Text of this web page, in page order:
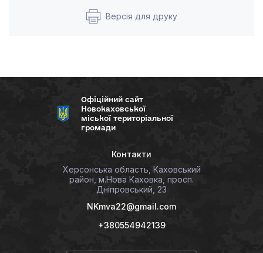
Версія для друку
Офіційний сайт
Новокаховської
міської територіальної
громади
Контакти
Херсонська область, Каховський
район, м.Нова Каховка, просп.
Дніпровський, 23
NKmva22@gmail.com
+380554942139